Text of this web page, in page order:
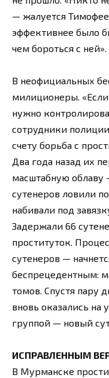
— жалуется
эффективнее было
чем бороться с ней».
В неофициальных
милиционеры. «Если
нужно
сотрудники
счету борьба с
Два года назад их
масштабную облаву
сутенеров ловили
набивали под
Задержали 66
проституток.
сутенеров —
беспрецедентным:
томов. Спустя пару
вновь оказались
группой — новый
ИСПРАВЛЕННЫМ
В Мурманске